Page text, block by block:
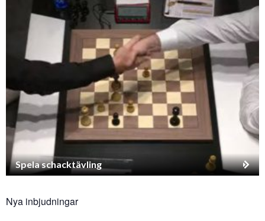
Spela schacktävling
Nya inbjudningar